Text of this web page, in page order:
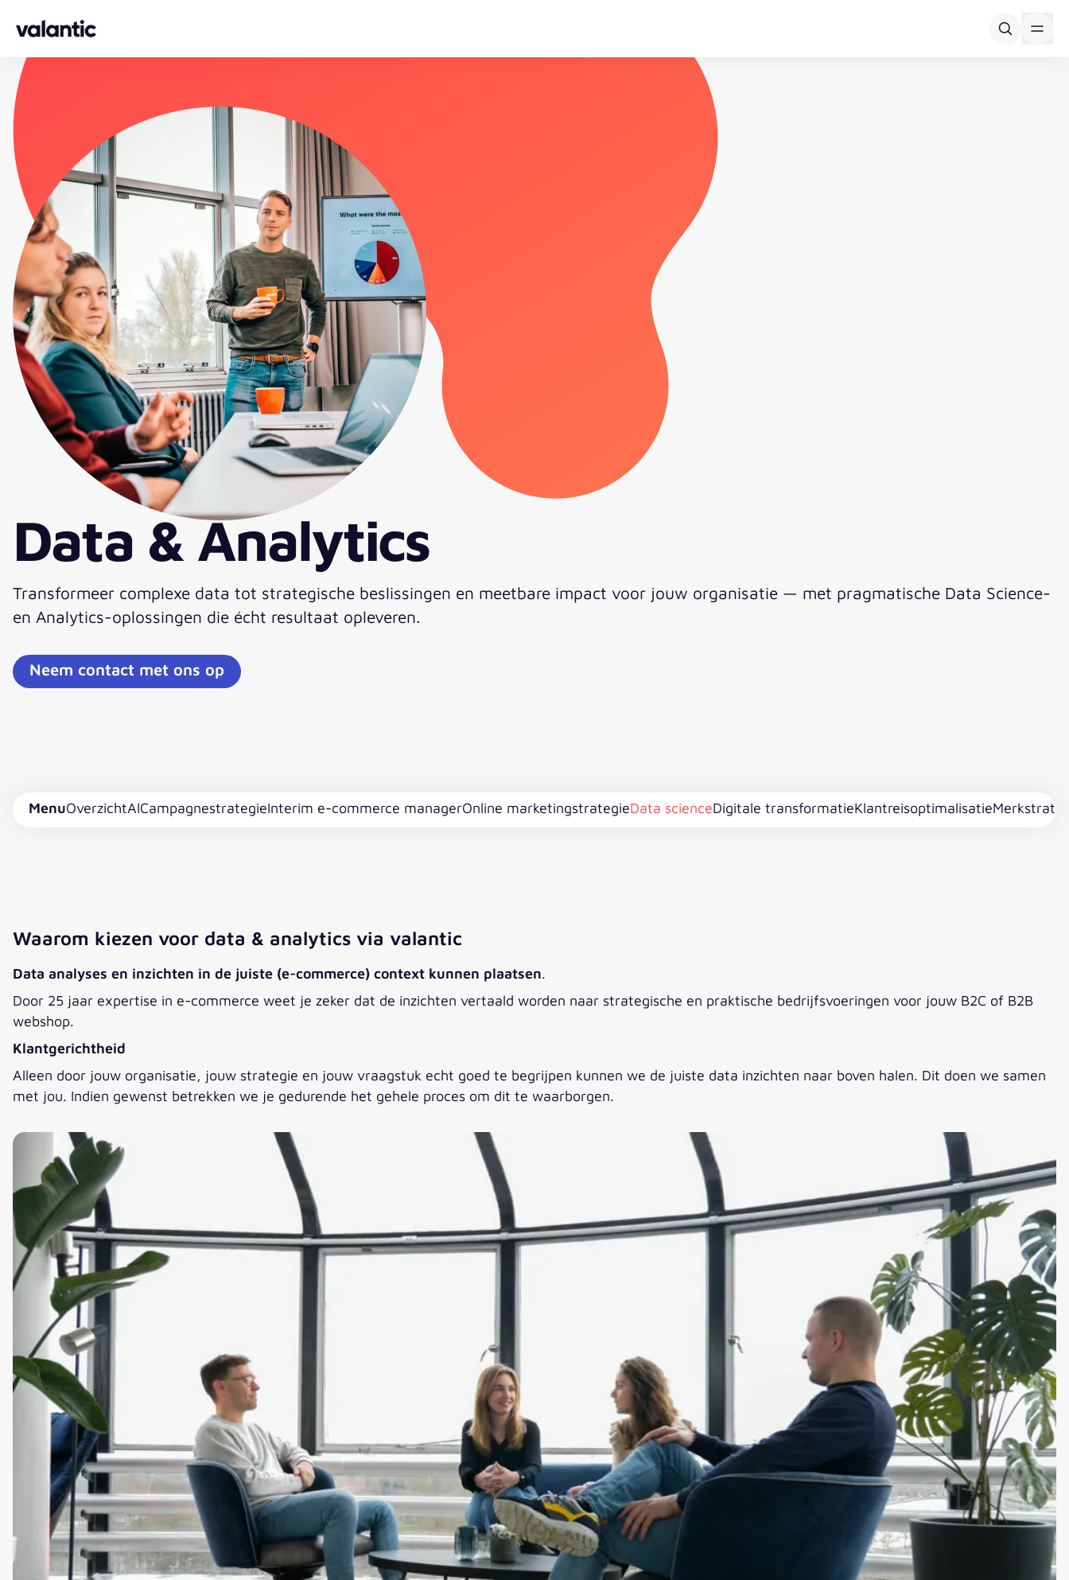
Data & Analytics
Transformeer complexe data tot strategische beslissingen en meetbare impact voor jouw organisatie — met pragmatische Data Science-
en Analytics-oplossingen die écht resultaat opleveren.
Neem contact met ons op
MenuOverzichtAICampagnestrategieInterim e-commerce managerOnline marketingstrategieData scienceDigitale transformatieKlantreisoptimalisatie
Waarom kiezen voor data & analytics via valantic
Data analyses en inzichten in de juiste (e-commerce) context kunnen plaatsen.
Door 25 jaar expertise in e-commerce weet je zeker dat de inzichten vertaald worden naar strategische en praktische bedrijfsvoeringen voor jouw B2C of B2B
webshop.
Klantgerichtheid
Alleen door jouw organisatie, jouw strategie en jouw vraagstuk echt goed te begrijpen kunnen we de juiste data inzichten naar boven halen. Dit doen we samen
met jou. Indien gewenst betrekken we je gedurende het gehele proces om dit te waarborgen.